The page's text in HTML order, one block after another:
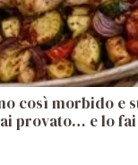
così morbido e
provato… e lo